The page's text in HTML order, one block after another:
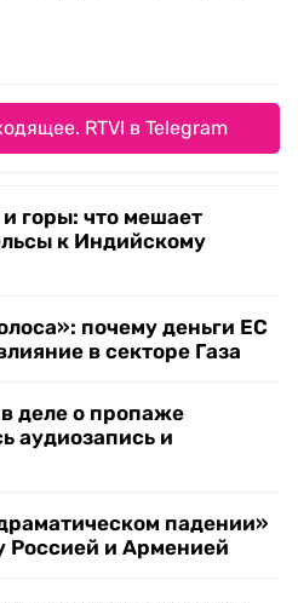
RTVI в Telegram
горы: что мешает
к Индийскому
почему деньги ЕС
в секторе Газа
деле о пропаже
аудиозапись и
падении»
Россией и Арменией